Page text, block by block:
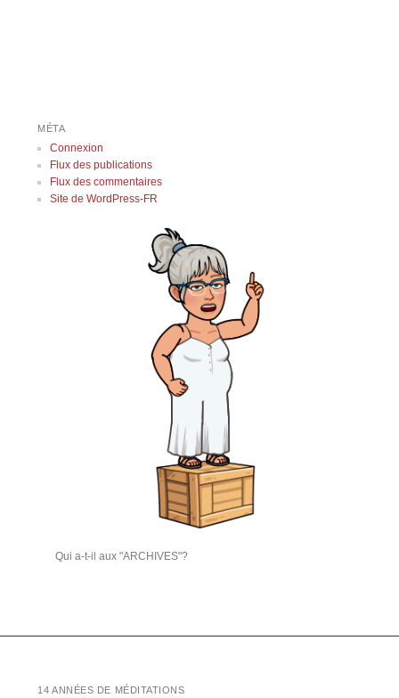
MÉTA
Connexion
Flux des publications
Flux des commentaires
Site de WordPress-FR
Qui a-t-il aux "ARCHIVES"?
14 ANNÉES DE MÉDITATIONS